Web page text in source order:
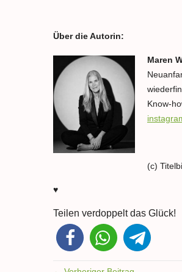
Über die Autorin:
Maren
Know-
(c)
♥
Teilen verdoppelt das Glück!